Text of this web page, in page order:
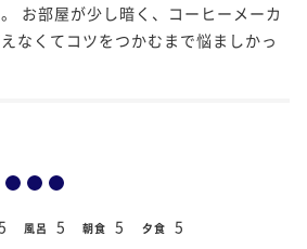
お部屋が少し暗く、コーヒーメーカ
なくてコツをつかむまで悩ましかっ
5 風呂 5 朝食 5 夕食 5